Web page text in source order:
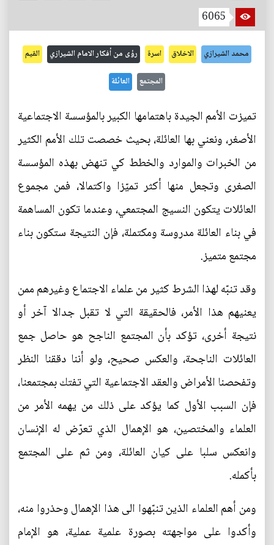
6065
محمد الشيرازي الاخلاق اسرة رؤى من أفكار الامام الشيرازي القيم
المجتمع العائلة
تميزت الأمم الجيدة باهتمامها الكبير بالمؤسسة الاجتماعية
الأصغر، ونعني بها العائلة، بحيث خصصت تلك الأمم الكثير
من الخبرات والموارد والخطط كي تنهض بهذه المؤسسة
الصغرى وتجعل منها أكثر تميّزا واكتمالا، فمن مجموع
العائلات يتكون النسيج المجتمعي، وعندما تكون المساهمة
في بناء العائلة مدروسة ومكتملة، فإن النتيجة ستكون بناء
مجتمع متميز.
وقد تنبّه لهذا الشرط كثير من علماء الاجتماع وغيرهم ممن
يعنيهم هذا الأمر، فالحقيقة التي لا تقبل جدالا آخر أو
نتيجة أخرى، تؤكد بأن المجتمع الناجح هو حاصل جمع
العائلات الناجحة، والعكس صحيح، ولو أننا دققنا النظر
وتفحصنا الأمراض والعقد الاجتماعية التي تفتك بمجتمعنا،
فإن السبب الأول كما يؤكد على ذلك من يهمه الأمر من
العلماء والمختصين، هو الإهمال الذي تعرّض له الإنسان
وانعكس سلبا على كيان العائلة، ومن ثم على المجتمع
بأكمله.
ومن أهم العلماء الذين تنبّهوا الى هذا الإهمال وحذروا منه،
وأكدوا على مواجهته بصورة علمية عملية، هو الإمام